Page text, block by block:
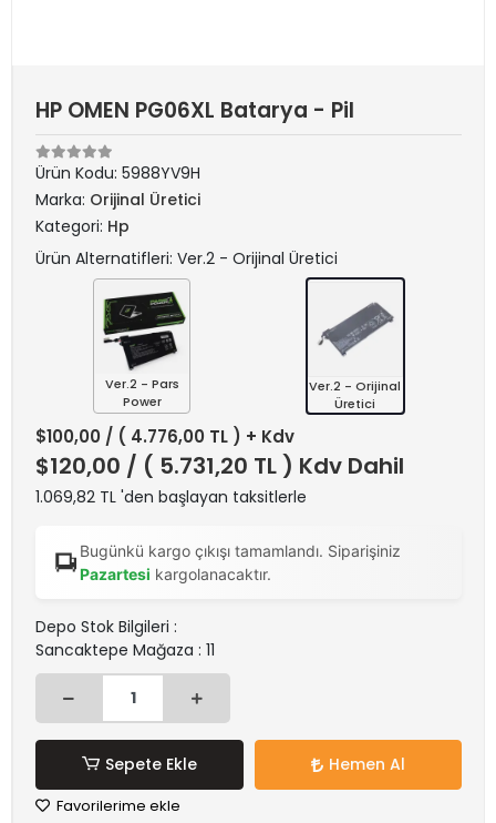
HP OMEN PG06XL Batarya - Pil
Ürün Kodu: 5988YV9H
Marka: Orijinal Üretici
Kategori: Hp
Ürün Alternatifleri: Ver.2 - Orijinal Üretici
Ver.2 - Pars
Power
Ver.2 - Orijinal
Üretici
$100,00 / ( 4.776,00 TL ) + Kdv
$120,00 / ( 5.731,20 TL ) Kdv Dahil
1.069,82 TL 'den başlayan taksitlerle
Bugünkü kargo çıkışı tamamlandı. Siparişiniz
Pazartesi kargolanacaktır.
Depo Stok Bilgileri :
Sancaktepe Mağaza : 11
Sepete Ekle Hemen Al
Favorilerime ekle